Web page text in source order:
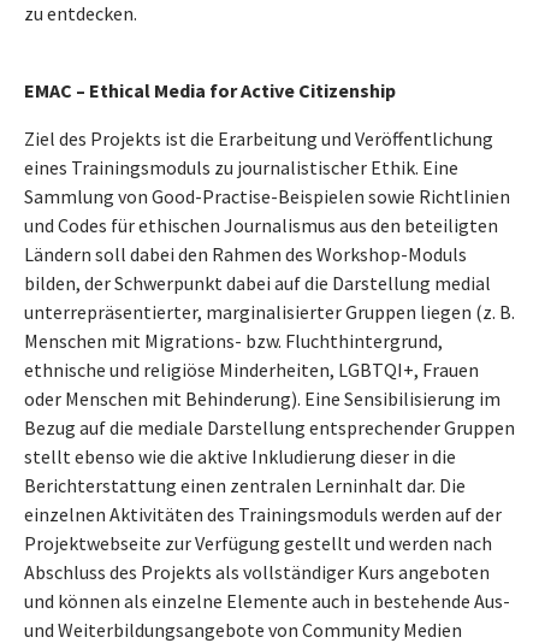
zu entdecken.
EMAC – Ethical Media for Active Citizenship
Ziel des Projekts ist die Erarbeitung und Veröffentlichung
eines Trainingsmoduls zu journalistischer Ethik. Eine
Sammlung von Good-Practise-Beispielen sowie Richtlinien
und Codes für ethischen Journalismus aus den beteiligten
Ländern soll dabei den Rahmen des Workshop-Moduls
bilden, der Schwerpunkt dabei auf die Darstellung medial
unterrepräsentierter, marginalisierter Gruppen liegen (z. B.
Menschen mit Migrations- bzw. Fluchthintergrund,
ethnische und religiöse Minderheiten, LGBTQI+, Frauen
oder Menschen mit Behinderung). Eine Sensibilisierung im
Bezug auf die mediale Darstellung entsprechender Gruppen
stellt ebenso wie die aktive Inkludierung dieser in die
Berichterstattung einen zentralen Lerninhalt dar. Die
einzelnen Aktivitäten des Trainingsmoduls werden auf der
Projektwebseite zur Verfügung gestellt und werden nach
Abschluss des Projekts als vollständiger Kurs angeboten
und können als einzelne Elemente auch in bestehende Aus-
und Weiterbildungsangebote von Community Medien